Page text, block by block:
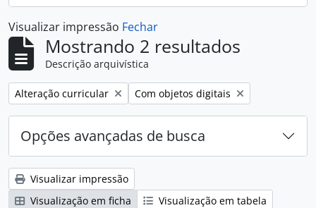
Visualizar impressão Fechar
Mostrando 2 resultados
Descrição arquivística
Remover filtro:
Alteração curricular Remover filtro:
Com objetos digitais
Opções avançadas de busca
Visualizar impressão
Visualização em ficha
Visualização em tabela